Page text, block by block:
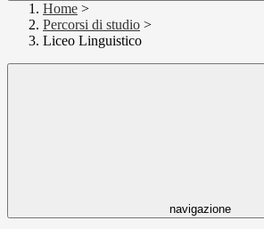
Home >
Percorsi di studio >
Liceo Linguistico
navigazione